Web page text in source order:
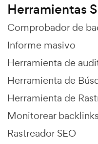
Herramientas
Comprobador de
Informe masivo
Herramienta de
Herramienta de
Herramienta de
Monitorear backlinks
Rastreador SEO